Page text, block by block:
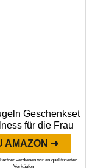
Geschenkset
für die Frau
AMAZON ➜
verdienen wir an qualifizierten
Verkäufen